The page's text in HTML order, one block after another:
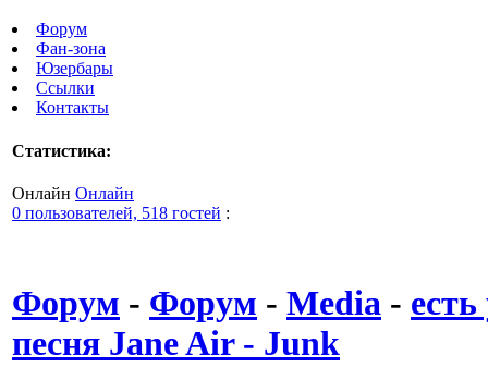
Форум
Фан-зона
Юзербары
Ссылки
Контакты
Статистика:
Онлайн Онлайн
0 пользователей, 518 гостей :
Форум - Форум - Media -
песня Jane Air - Junk